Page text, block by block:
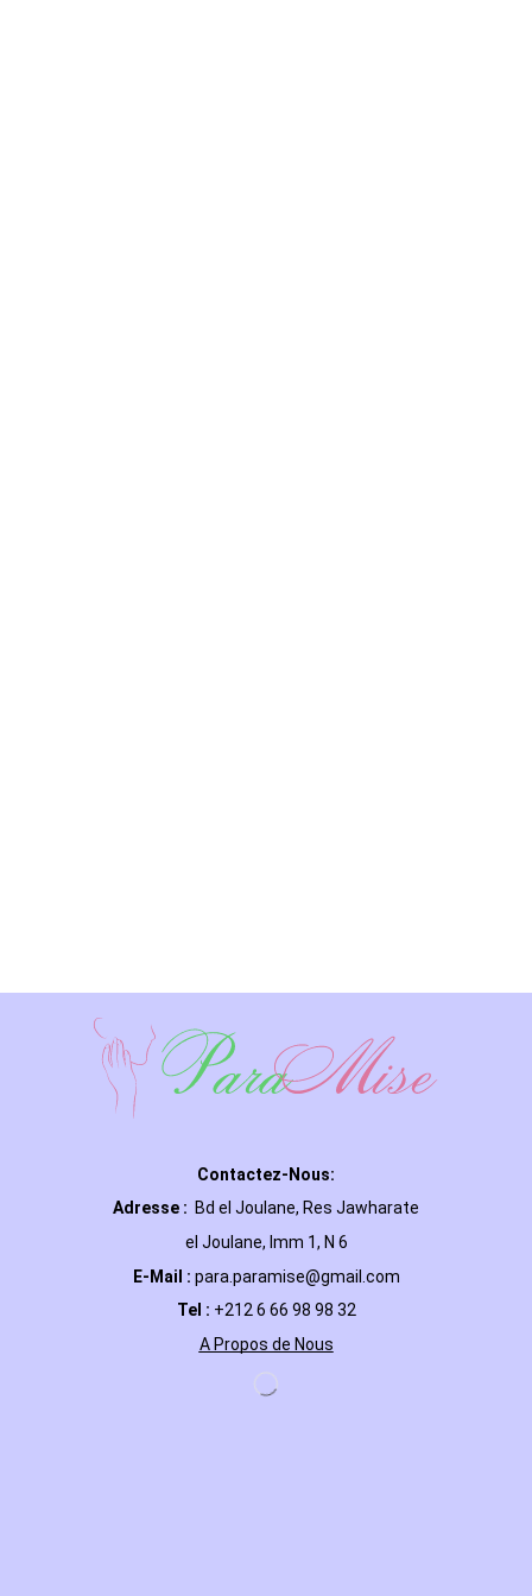
Contactez-Nous:
Adresse : Bd el Joulane, Res Jawharate
el Joulane, Imm 1, N 6
E-Mail : para.paramise@gmail.com
Tel : +212 6 66 98 98 32
A Propos de Nous